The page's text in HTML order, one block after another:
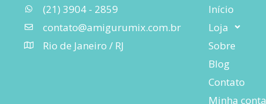
(21) 3904 - 2859
contato@amigurumix.com.br
Rio de Janeiro / RJ
Início
Loja
Sobre
Blog
Contato
Minha conta